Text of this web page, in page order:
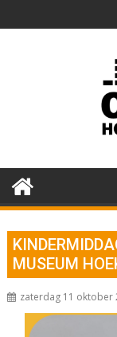
naar
MUSEUM
zaterdag 11 oktober